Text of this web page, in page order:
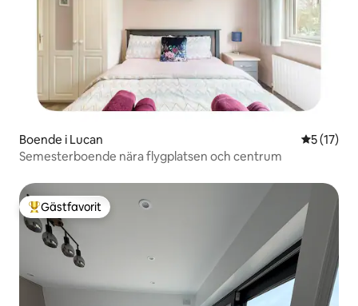
Boende i Lucan 5 av 5 i
5 (17)
Semesterboende nära flygplatsen och centrum
Populär gästfavorit
Gästfavorit